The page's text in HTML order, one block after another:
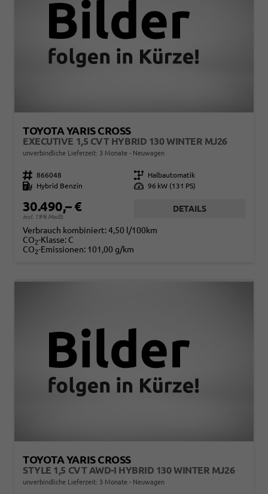
TOYOTA YARIS CROSS
EXECUTIVE 1,5 CVT HYBRID 130 WINTER MJ26
unverbindliche Lieferzeit: 3 Monate Neuwagen
Fahrzeugnr. 866048 Getriebe
Halbautomatik
Kraftstoff
Hybrid Benzin Leistung 96 kW (131 PS)
30.490,– €
incl. 19% MwSt.
DETAILS
Verbrauch kombiniert:4,50 l/100km
CO2-Klasse: C
CO2-Emissionen: 101,00 g/km
TOYOTA YARIS CROSS
STYLE 1,5 CVT AWD-I HYBRID 130 WINTER MJ26
unverbindliche Lieferzeit: 3 Monate Neuwagen